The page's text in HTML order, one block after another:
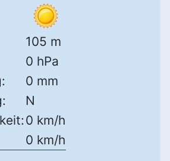
105 m
0 hPa
0 mm
N
0 km/h
0 km/h